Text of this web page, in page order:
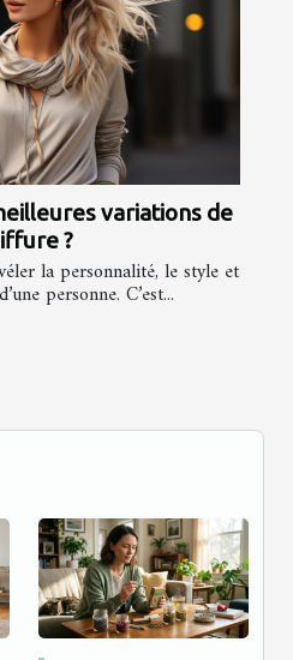
variations de
?
la personnalité, le style et
personne. C’est...